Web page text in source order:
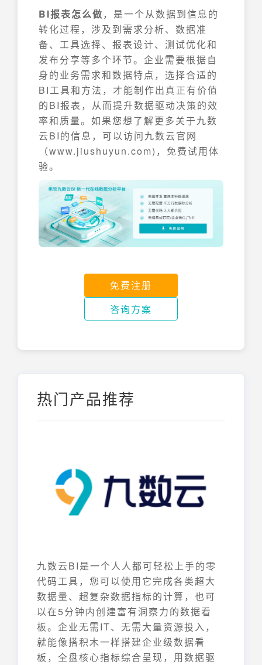
BI报表怎么做 ，是一个从数据到信息的
转化过程，涉及到需求分析、数据准
备、工具选择、报表设计、测试优化和
发布分享等多个环节。企业需要根据自
身的业务需求和数据特点，选择合适的
BI工具和方法，才能制作出真正有价值
的BI报表，从而提升数据驱动决策的效
率和质量。如果您想了解更多关于九数
云BI的信息，可以访问九数云官网
（www.jiushuyun.com)，免费试用体
验。
免费注册
咨询方案
热门产品推荐
九数云BI是一个人人都可轻松上手的零
代码工具，您可以使用它完成各类超大
数据量、超复杂数据指标的计算，也可
以在5分钟内创建富有洞察力的数据看
板。企业无需IT、无需大量资源投入，
就能像搭积木一样搭建企业级数据看
板，全盘核心指标综合呈现，用数据驱